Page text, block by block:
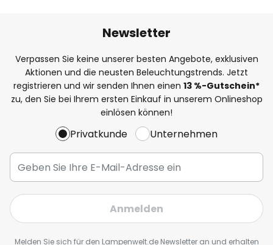
Newsletter
Verpassen Sie keine unserer besten Angebote, exklusiven
Aktionen und die neusten Beleuchtungstrends. Jetzt
registrieren und wir senden Ihnen einen 13 %-Gutschein*
zu, den Sie bei Ihrem ersten Einkauf in unserem Onlineshop
einlösen können!
Privatkunde Unternehmen
Anmelden
Melden Sie sich für den Lampenwelt.de Newsletter an und erhalten